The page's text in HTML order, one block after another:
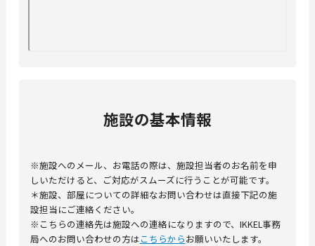
施設の基本情報
※施設へのメール、お電話の際は、施設担当者のお名前を申
しいただけると、ご対応がスムーズに行うことが可能です。
＊施設、部屋についての詳細なお問い合わせは直接下記の施
設担当にご連絡ください。
※こちらの連絡先は施設への連絡になりますので、 IKKEL事務
局へのお問い合わせの方はこちらからお願いいたします。